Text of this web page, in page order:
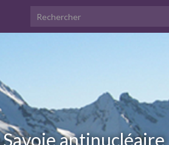
Search for:
antinucléaire